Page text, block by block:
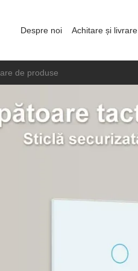
Despre noi Achitare și livrare